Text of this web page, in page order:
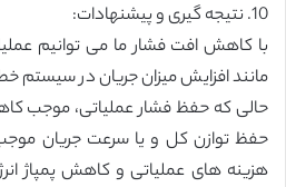
10. نتیجه گیری و پیشنهادات:
با کاهش افت فشار ما می توانیم
مانند افزایش میزان جریان در سیستم
حالی که حفظ فشار عملیاتی، موجب
حفظ توازن کل و یا سرعت جریان
هزینه های عملیاتی و کاهش پمپاژ